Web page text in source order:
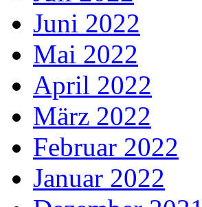
Juni 2022
Mai 2022
April 2022
März 2022
Februar 2022
Januar 2022